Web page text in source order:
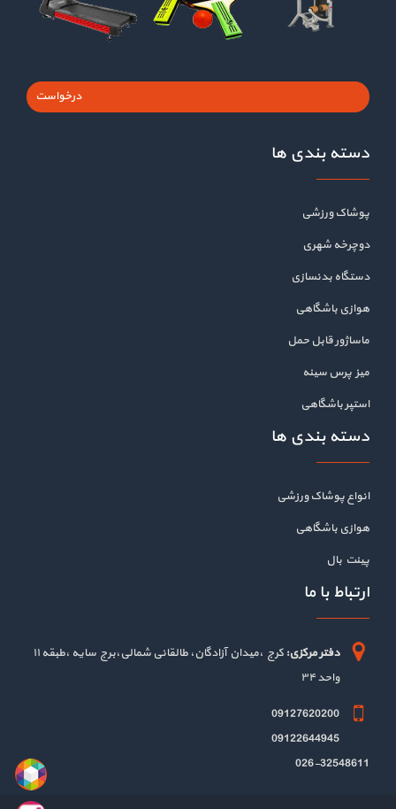
درخواست
دسته بندی ها
پوشاک ورزشی
دوچرخه شهری
دستگاه بدنسازی
هوازی باشگاهی
ماساژور قابل حمل
میز پرس سینه
استپر باشگاهی
دسته بندی ها
انواع پوشاک ورزشی
هوازی باشگاهی
پینت بال
ارتباط با ما
دفتر مرکزی:
کرج ،میدان آزادگان، طالقانی شمالی،برج سایه ،طبقه ۱۱
واحد ۳۴
09127620200
09122644945
026-32548611